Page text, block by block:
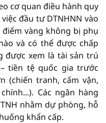
cơ quan điều hành quy
đầu tư DTNHNN vào
vàng không bị phụ
và có thể được chấp
được xem là tài sản trú
tiền tệ quốc gia trước
(chiến tranh, cấm vận,
Các ngân hàng
nhằm dự phòng, hỗ
khẩn cấp.